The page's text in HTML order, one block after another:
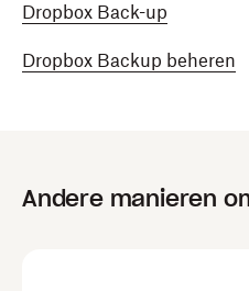
Dropbox Back-up
Dropbox Backup beheren
Andere manieren